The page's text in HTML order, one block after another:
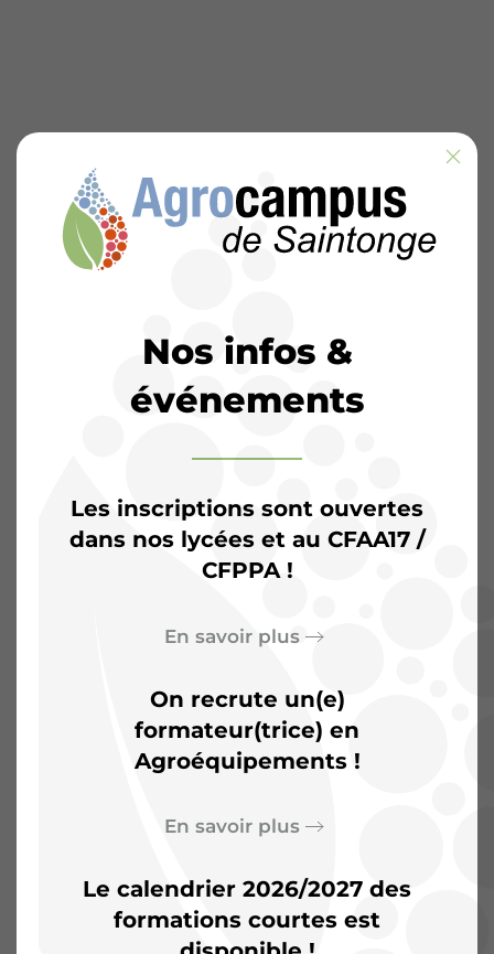
Saintonge :Plus qu’une
salle de classe, un terrain
d’aventures
Nos infos &
événements
Les inscriptions sont ouvertes
dans nos lycées et au CFAA17 /
CFPPA !
En savoir plus
On recrute un(e)
formateur(trice) en
Agroéquipements !
En savoir plus
Le calendrier 2026/2027 des
formations courtes est